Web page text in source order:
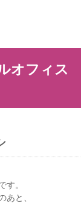
オフィス
す。
あと、